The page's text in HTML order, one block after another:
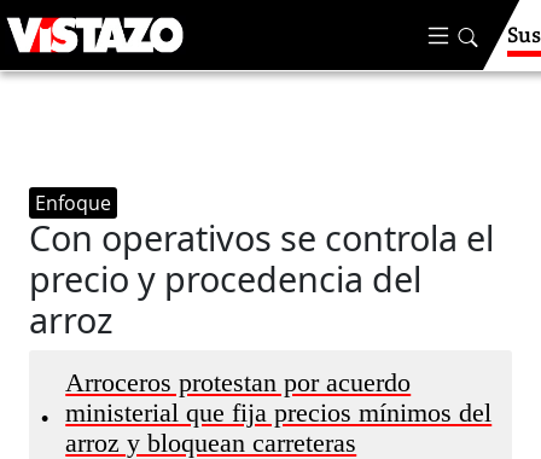
Enfoque
Con operativos se controla el
precio y procedencia del
arroz
•
Arroceros protestan por acuerdo
ministerial que fija precios mínimos del
arroz y bloquean carreteras